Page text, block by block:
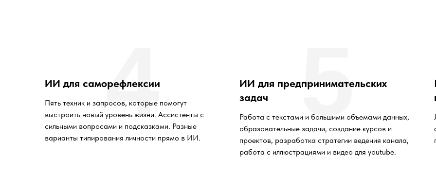
ИИ для саморефлексии
Пять техник и запросов, которые помогут
выстроить новый уровень жизни. Ассистенты с
сильными вопросами и подсказками. Разные
варианты типирования личности прямо в ИИ.
4
ИИ для предпринимательских
задач
Работа с текстами и большими объемами данных,
образовательные задачи, создание курсов и
проектов, разработка стратегии ведения канала,
работа с иллюстрациями и видео для youtube.
5